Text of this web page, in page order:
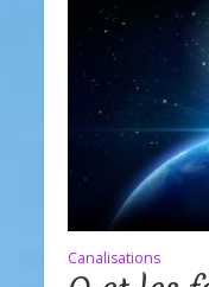
Canalisations